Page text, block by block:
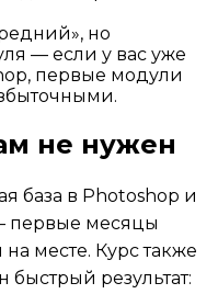
но
— если у вас уже
первые модули
не нужен
база в Photoshop и
первые месяцы
месте. Курс также
результат: